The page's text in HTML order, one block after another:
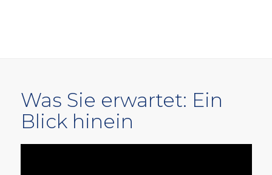
Was Sie erwartet: Ein
Blick hinein